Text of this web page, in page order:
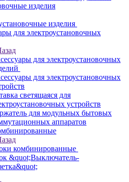
изделия
изделия
для электроустановочных
для электроустановочных
для электроустановочных
светящаяся для
устройств
для модульных бытовых
аппаратов
комбинированные
&quot;Выключатель-